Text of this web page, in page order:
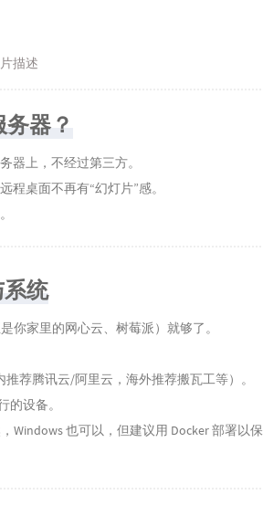
描述
器？
器上，不经过第三方。
程桌面不再有“幻灯片”感。
统
你家里的网心云、树莓派）就够了。
推荐腾讯云/阿里云，海外推荐搬瓦工等）。
的设备。
Windows 也可以，但建议用 Docker 部署以保